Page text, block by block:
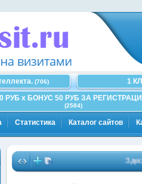
(706)
1
РУБ x БОНУС 50 РУБ ЗА
(2584)
Статистика Каталог сайтов
Здесь